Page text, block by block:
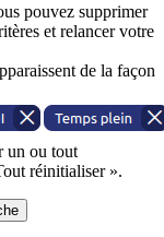
pouvez supprimer
et relancer votre
de la façon
un ou tout
réinitialiser ».